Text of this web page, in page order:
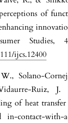
of
Studies,
ijcs.12400
W., Solano-
Ruiz, J.
of heat
in-contact-with-